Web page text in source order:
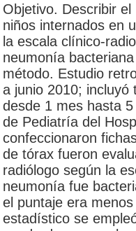
Objetivo. Describir
niños internados en
la escala clínico-
neumonía
método. Estudio
a junio 2010; incluyó
desde 1 mes hasta
de Pediatría del
confeccionaron
de tórax fueron
radiólogo según la
neumonía fue
el puntaje era
estadístico se